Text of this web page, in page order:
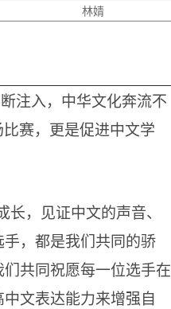
林婧
注入，中华文化奔流不
赛，更是促进中文学
，见证中文的声音、
，都是我们共同的骄
共同祝愿每一位选手在
文表达能力来增强自